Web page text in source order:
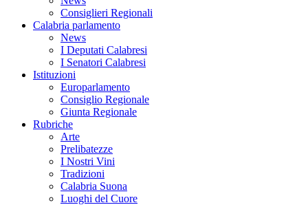
Consiglieri Regionali
Calabria parlamento
News
I Deputati Calabresi
I Senatori Calabresi
Istituzioni
Europarlamento
Consiglio Regionale
Giunta Regionale
Rubriche
Arte
Prelibatezze
I Nostri Vini
Tradizioni
Calabria Suona
Luoghi del Cuore